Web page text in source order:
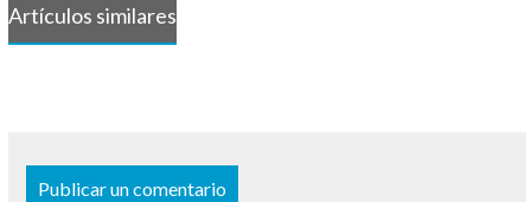
Artículos similares
Publicar un comentario